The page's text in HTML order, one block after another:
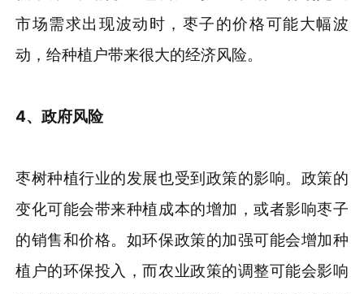
市场需求出现波动时，枣子的价格可能大幅波
动，给种植户带来很大的经济风险。
4、政府风险
枣树种植行业的发展也受到政策的影响。政策的
变化可能会带来种植成本的增加，或者影响枣子
的销售和价格。如环保政策的加强可能会增加种
植户的环保投入，而农业政策的调整可能会影响